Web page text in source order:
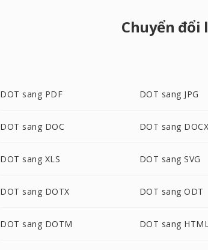
Chuyển đổi
DOT sang PDF DOT sang JPG
DOT sang DOC DOT sang DOCX
DOT sang XLS DOT sang SVG
DOT sang DOTX DOT sang ODT
DOT sang DOTM DOT sang